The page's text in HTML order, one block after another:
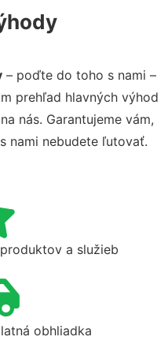
– poďte do toho s nami –
prehľad hlavných výhod
nás. Garantujeme vám,
nami nebudete ľutovať.
a služieb
obhliadka